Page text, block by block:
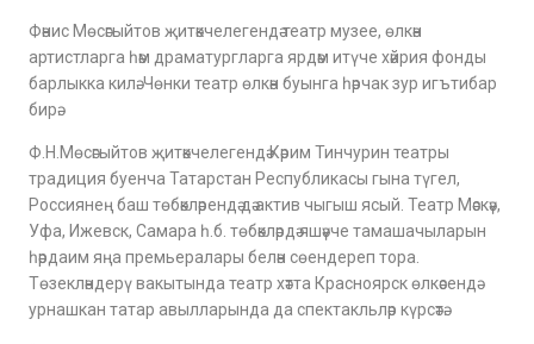
Фәнис Мөсәгыйтов җитәкчелегендә театр музее, өлкән
артистларга һәм драматургларга ярдәм итүче хәйрия фонды
барлыкка килә. Чөнки театр өлкән буынга һәрчак зур игътибар
бирә.
Ф.Н.Мөсәгыйтов җитәкчелегендә Кәрим Тинчурин театры
традиция буенча Татарстан Республикасы гына түгел,
Россиянең баш төбәкләрендә дә актив чыгыш ясый. Театр Мәскәү,
Уфа, Ижевск, Самара һ.б. төбәкләрдә яшәүче тамашачыларын
һәрдаим яңа премьералары белән сөендереп тора.
Төзекләндерү вакытында театр хәтта Красноярск өлкәсендә
урнашкан татар авылларында да спектакльләр күрсәтә.